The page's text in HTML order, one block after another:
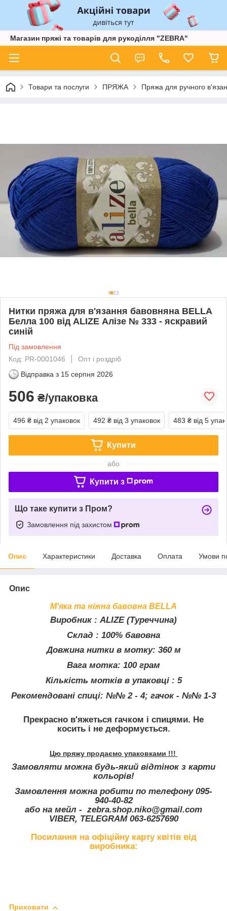
Магазин пряжі та товарів для рукоділля "ZEBRA"
Товари та послуги ПРЯЖА Пряжа для ручного
Нитки пряжа для в'язання бавовняна BELLA
Белла 100 від ALIZE Алізе № 333 - яскравий
синій
Під замовлення
Код: PR-0001046
Опт і роздріб
Відправка з 15 серпня 2026
506 ₴/упаковка
496 ₴ від 2 упаковок 492 ₴ від 3 упаковок 483 ₴ від 5
Купити
або
Купити з
Що таке купити з Пром?
Замовлення під захистом
Опис Характеристики Доставка Оплата Умови
Опис
М'яка та ніжна бавовна BELLA
Виробник : ALIZE (Туреччина)
Склад : 100% бавовна
Довжина нитки в мотку: 360 м
Вага мотка: 100 грам
Кількість мотків в упаковці : 5
Рекомендовані спиці: №№ 2 - 4; гачок - №№ 1-3
Прекрасно в'яжеться гачком і спицями. Не
косить і не деформується.
Цю пряжу продаємо упаковками !!!
Замовляти можна будь-який відтінок з карти
кольорів!
Замовлення можна робити по телефону 095-
940-40-82
або на мейл - zebra.shop.niko@gmail.com
VIBER, TELEGRAM 063-6257690
Посилання на офіційну карту квітів від
виробника:
Приховати